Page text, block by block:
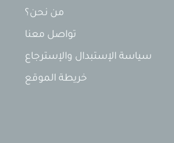
من نحن؟
تواصل معنا
سياسة الإستبدال والإسترجاع
خريطة الموقع